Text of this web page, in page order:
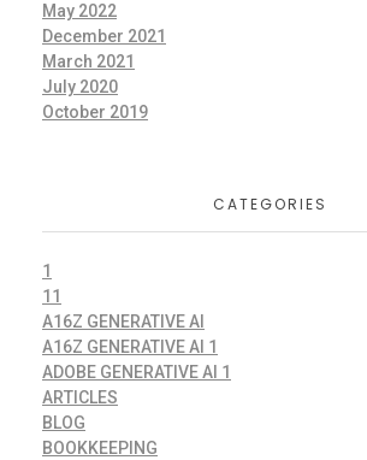
May 2022
December 2021
March 2021
July 2020
October 2019
CATEGORIES
1
11
A16Z GENERATIVE AI
A16Z GENERATIVE AI 1
ADOBE GENERATIVE AI 1
ARTICLES
BLOG
BOOKKEEPING